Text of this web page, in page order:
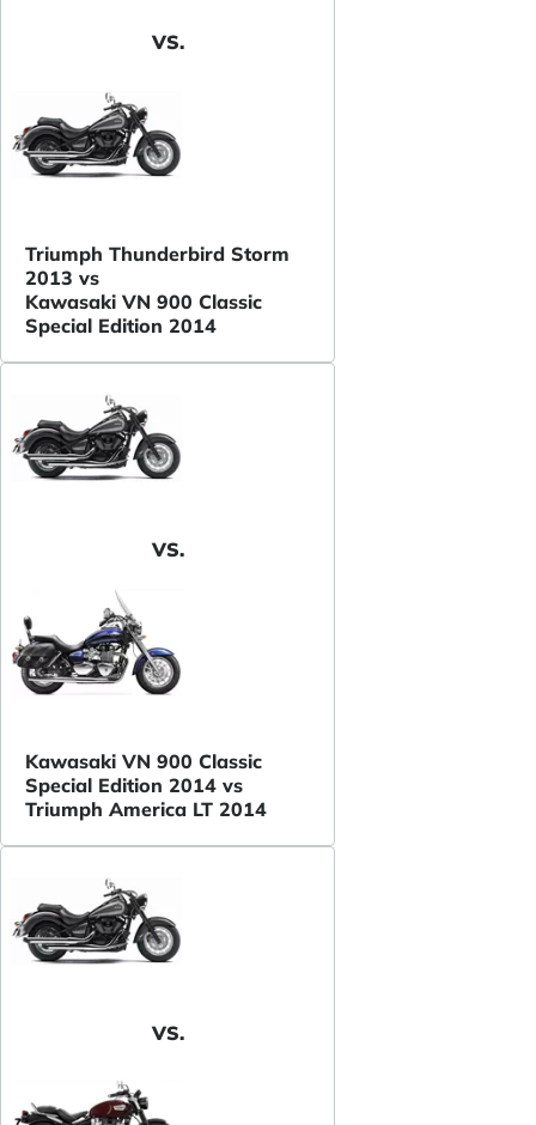
VS.
Triumph Thunderbird Storm
2013 vs
Kawasaki VN 900 Classic
Special Edition 2014
VS.
Kawasaki VN 900 Classic
Special Edition 2014 vs
Triumph America LT 2014
VS.